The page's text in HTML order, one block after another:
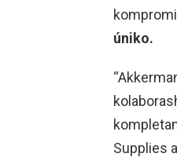
úniko.
Supplies